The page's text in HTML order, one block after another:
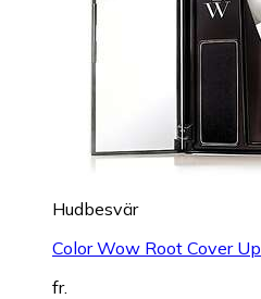
Hudbesvär
Color Wow Root Cover Up
fr.